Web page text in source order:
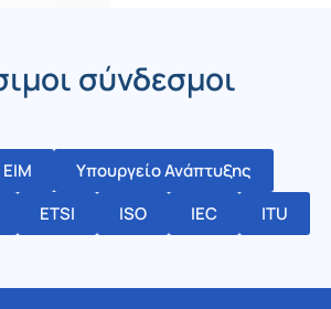
σύνδεσμοι
ΕΙΜ
Υπουργείο Ανάπτυξης
ETSI ISO IEC ITU